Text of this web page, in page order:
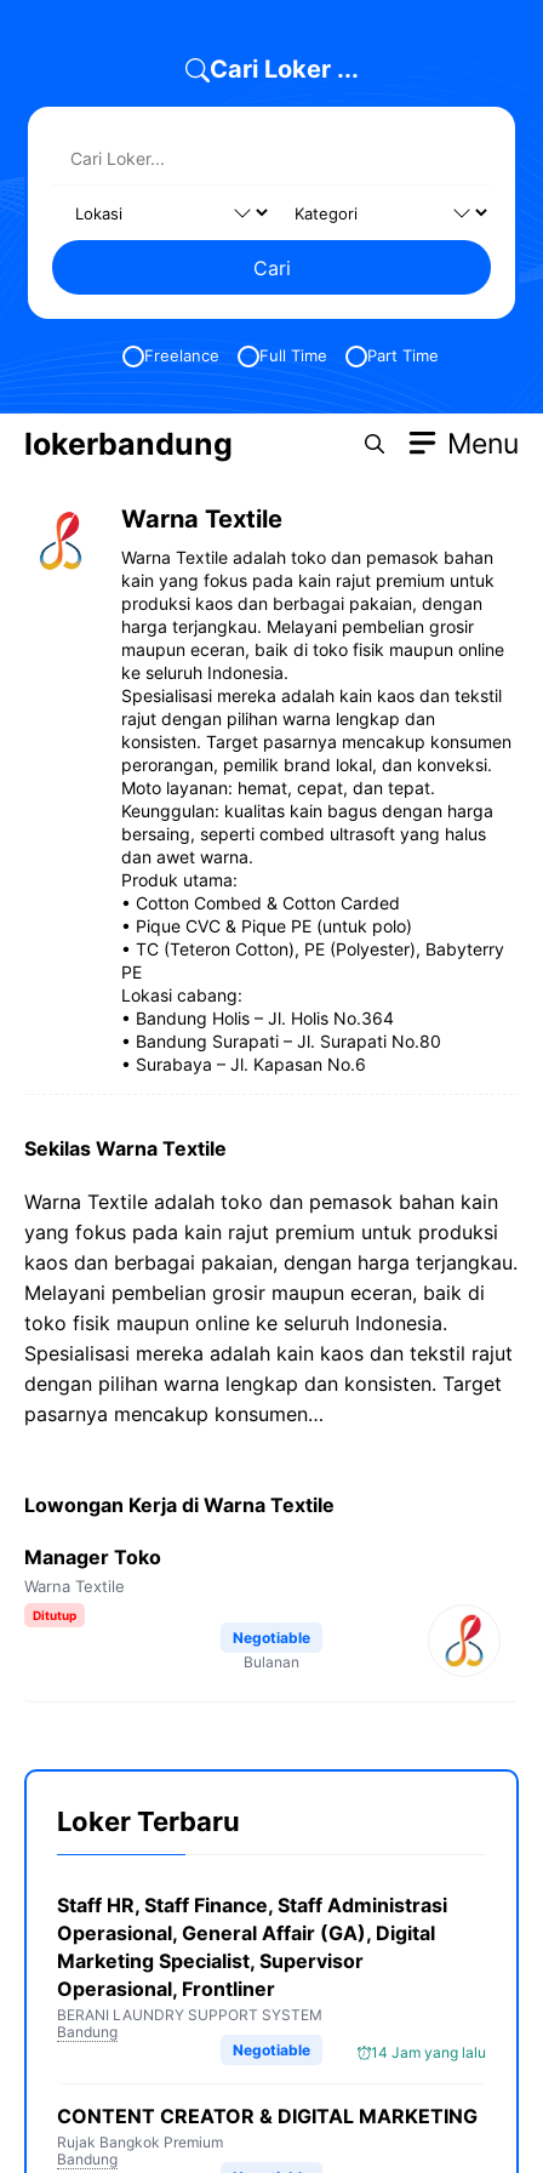
Cari Loker ...
Cari
Freelance Full Time Part Time
lokerbandung Menu
Warna Textile
Warna Textile adalah toko dan pemasok bahan
kain yang fokus pada kain rajut premium untuk
produksi kaos dan berbagai pakaian, dengan
harga terjangkau. Melayani pembelian grosir
maupun eceran, baik di toko fisik maupun online
ke seluruh Indonesia.
Spesialisasi mereka adalah kain kaos dan tekstil
rajut dengan pilihan warna lengkap dan
konsisten. Target pasarnya mencakup konsumen
perorangan, pemilik brand lokal, dan konveksi.
Moto layanan: hemat, cepat, dan tepat.
Keunggulan: kualitas kain bagus dengan harga
bersaing, seperti combed ultrasoft yang halus
dan awet warna.
Produk utama:
• Cotton Combed & Cotton Carded
• Pique CVC & Pique PE (untuk polo)
• TC (Teteron Cotton), PE (Polyester), Babyterry
PE
Lokasi cabang:
• Bandung Holis – Jl. Holis No.364
• Bandung Surapati – Jl. Surapati No.80
• Surabaya – Jl. Kapasan No.6
Sekilas Warna Textile
Warna Textile adalah toko dan pemasok bahan kain
yang fokus pada kain rajut premium untuk produksi
kaos dan berbagai pakaian, dengan harga terjangkau.
Melayani pembelian grosir maupun eceran, baik di
toko fisik maupun online ke seluruh Indonesia.
Spesialisasi mereka adalah kain kaos dan tekstil rajut
dengan pilihan warna lengkap dan konsisten. Target
pasarnya mencakup konsumen…
Lowongan Kerja di Warna Textile
Manager Toko
Warna Textile
Ditutup
Negotiable
Bulanan
Loker Terbaru
Staff HR, Staff Finance, Staff Administrasi
Operasional, General Affair (GA), Digital
Marketing Specialist, Supervisor
Operasional, Frontliner
BERANI LAUNDRY SUPPORT SYSTEM
Bandung
14 Jam yang lalu
Negotiable
CONTENT CREATOR & DIGITAL MARKETING
Rujak Bangkok Premium
Bandung